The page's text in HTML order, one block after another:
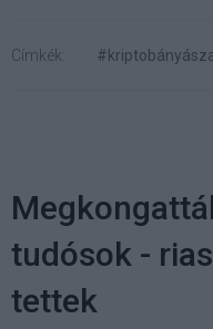
Címkék:
tudósok -
tettek